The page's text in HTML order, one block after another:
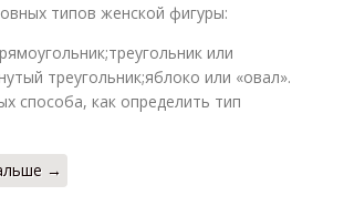
типов женской фигуры:
или
треугольник;яблоко или «овал».
способа, как определить тип
→